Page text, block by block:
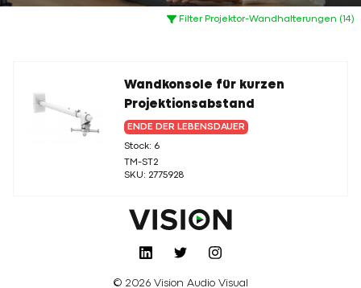
Filter Projektor-Wandhalterungen (14)
Wandkonsole für kurzen
Projektionsabstand
ENDE DER LEBENSDAUER
Stock: 6
TM-ST2
SKU: 2775928
© 2026 Vision Audio Visual